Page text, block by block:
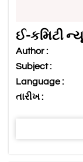
ઈ-કમિટી
Author :
Subject :
Language :
તારીખ :